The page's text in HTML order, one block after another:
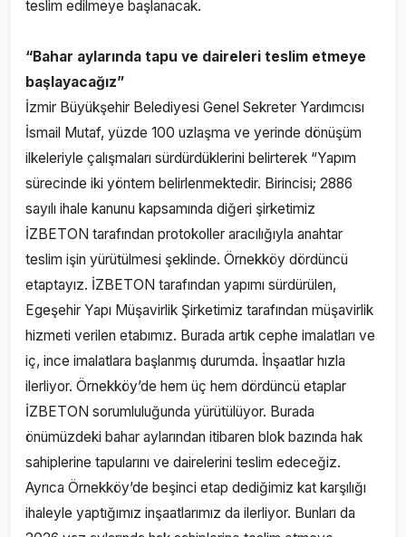
teslim edilmeye başlanacak.
“Bahar aylarında tapu ve daireleri teslim etmeye
başlayacağız”
İzmir Büyükşehir Belediyesi Genel Sekreter Yardımcısı
İsmail Mutaf, yüzde 100 uzlaşma ve yerinde dönüşüm
ilkeleriyle çalışmaları sürdürdüklerini belirterek “Yapım
sürecinde iki yöntem belirlenmektedir. Birincisi; 2886
sayılı ihale kanunu kapsamında diğeri şirketimiz
İZBETON tarafından protokoller aracılığıyla anahtar
teslim işin yürütülmesi şeklinde. Örnekköy dördüncü
etaptayız. İZBETON tarafından yapımı sürdürülen,
Egeşehir Yapı Müşavirlik Şirketimiz tarafından müşavirlik
hizmeti verilen etabımız. Burada artık cephe imalatları ve
iç, ince imalatlara başlanmış durumda. İnşaatlar hızla
ilerliyor. Örnekköy’de hem üç hem dördüncü etaplar
İZBETON sorumluluğunda yürütülüyor. Burada
önümüzdeki bahar aylarından itibaren blok bazında hak
sahiplerine tapularını ve dairelerini teslim edeceğiz.
Ayrıca Örnekköy’de beşinci etap dediğimiz kat karşılığı
ihaleyle yaptığımız inşaatlarımız da ilerliyor. Bunları da